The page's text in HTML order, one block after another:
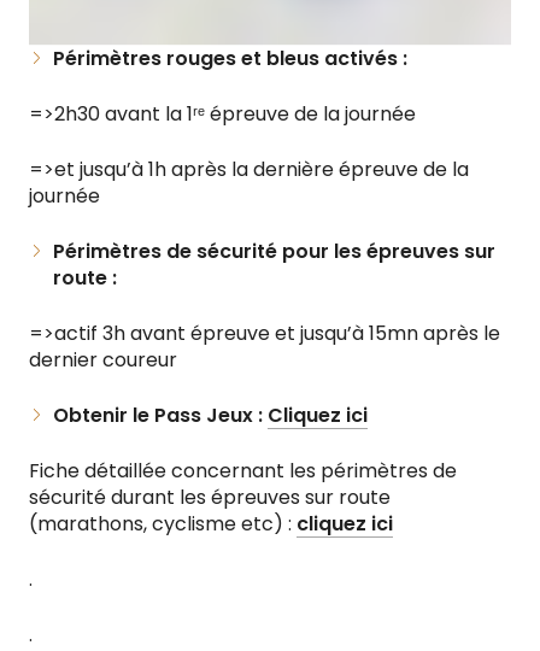
Périmètres rouges et bleus activés :
=>2h30 avant la 1ʳᵉ épreuve de la journée
=>et jusqu’à 1h après la dernière épreuve de la
journée
Périmètres de sécurité pour les épreuves sur
route :
=>actif 3h avant épreuve et jusqu’à 15mn après le
dernier coureur
Obtenir le Pass Jeux : Cliquez ici
Fiche détaillée concernant les périmètres de
sécurité durant les épreuves sur route
(marathons, cyclisme etc) : cliquez ici
.
.